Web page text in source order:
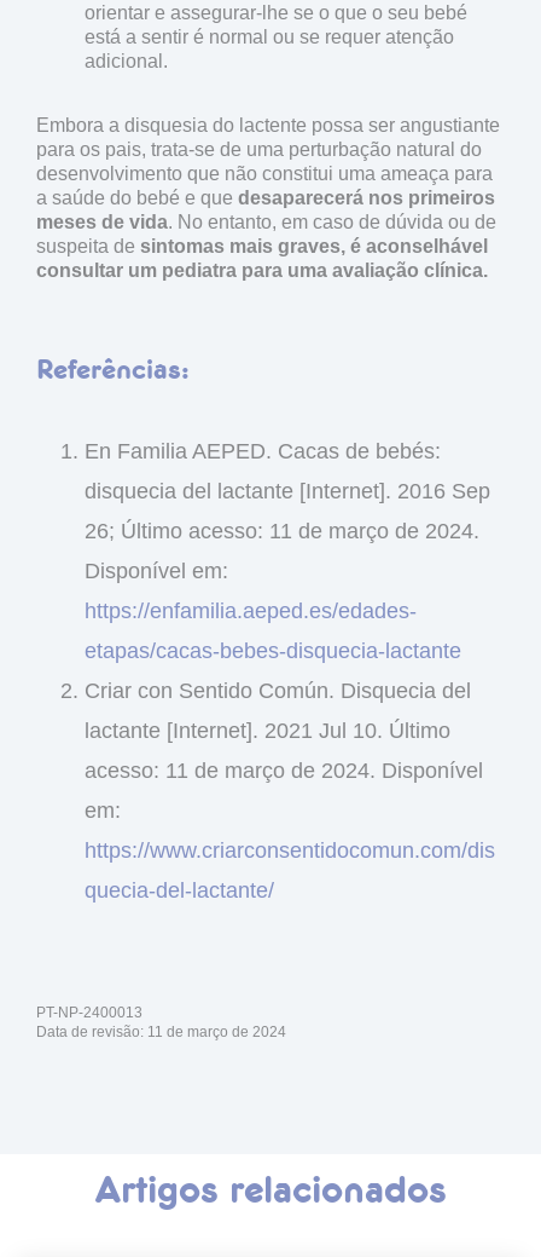
orientar e assegurar-lhe se o que o seu bebé
está a sentir é normal ou se requer atenção
adicional.
Embora a disquesia do lactente possa ser angustiante
para os pais, trata-se de uma perturbação natural do
desenvolvimento que não constitui uma ameaça para
a saúde do bebé e que desaparecerá nos primeiros
meses de vida. No entanto, em caso de dúvida ou de
suspeita de sintomas mais graves, é aconselhável
consultar um pediatra para uma avaliação clínica.
Referências:
En Familia AEPED. Cacas de bebés:
disquecia del lactante [Internet]. 2016 Sep
26; Último acesso: 11 de março de 2024.
Disponível em:
https://enfamilia.aeped.es/edades-
etapas/cacas-bebes-disquecia-lactante
Criar con Sentido Común. Disquecia del
lactante [Internet]. 2021 Jul 10. Último
acesso: 11 de março de 2024. Disponível
em:
https://www.criarconsentidocomun.com/dis
quecia-del-lactante/
PT-NP-2400013
Data de revisão: 11 de março de 2024
Artigos relacionados